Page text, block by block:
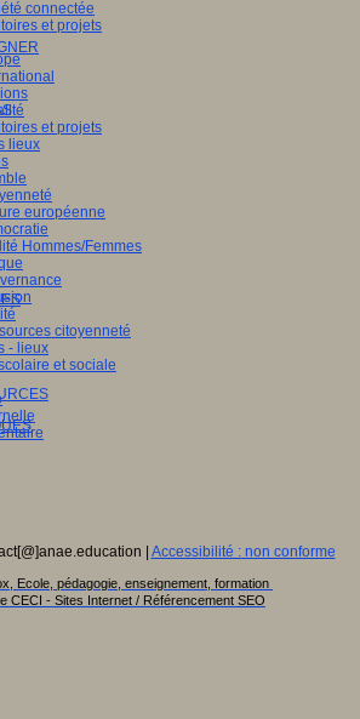
connectée
et projets
et projets
lieux
européenne
Hommes/Femmes
citoyenneté
- lieux
et sociale
| Accessibilité : non conforme
Ecole, pédagogie, enseignement, formation
CECI - Sites Internet / Référencement SEO